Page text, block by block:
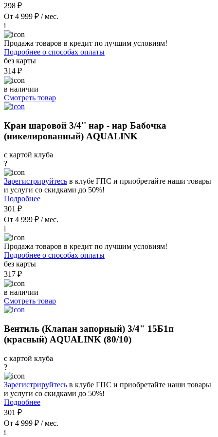
298 ₽
От 4 999 ₽ / мес.
i
Продажа товаров в кредит по лучшим условиям!
Подробнее о способах оплаты
без карты
314 ₽
в наличии
Смотреть товар
Кран шаровой 3/4'' нар - нар Бабочка
(никелированный) AQUALINK
с картой клуба
?
Зарегистрируйтесь в клубе ГПС и приобретайте наши товары
и услуги со скидками до 50%!
Подробнее
301 ₽
От 4 999 ₽ / мес.
i
Продажа товаров в кредит по лучшим условиям!
Подробнее о способах оплаты
без карты
317 ₽
в наличии
Смотреть товар
Вентиль (Клапан запорный) 3/4" 15Б1п
(красный) AQUALINK (80/10)
с картой клуба
?
Зарегистрируйтесь в клубе ГПС и приобретайте наши товары
и услуги со скидками до 50%!
Подробнее
301 ₽
От 4 999 ₽ / мес.
i